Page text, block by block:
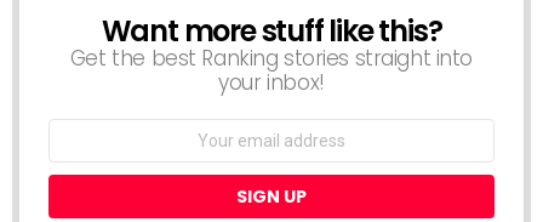
NEWSLETTER
Want more stuff like this?
Get the best Ranking stories straight into
your inbox!